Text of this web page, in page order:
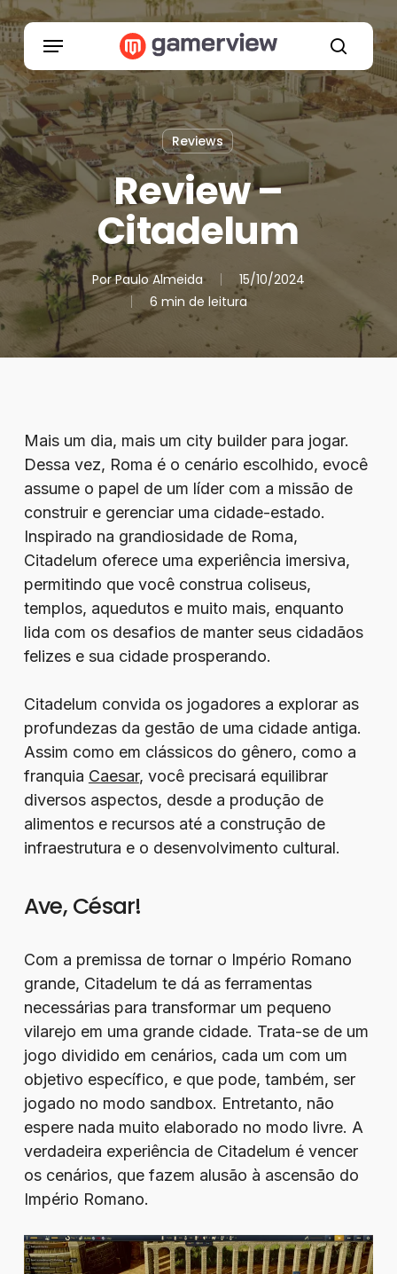
Skip
to
main
content
search
Menu
Reviews
Review –
Citadelum
Por Paulo Almeida
15/10/2024
6 min de leitura
Mais um dia, mais um city builder para jogar.
Dessa vez, Roma é o cenário escolhido, evocê
assume o papel de um líder com a missão de
construir e gerenciar uma cidade-estado.
Inspirado na grandiosidade de Roma,
Citadelum oferece uma experiência imersiva,
permitindo que você construa coliseus,
templos, aquedutos e muito mais, enquanto
lida com os desafios de manter seus cidadãos
felizes e sua cidade prosperando.
Citadelum convida os jogadores a explorar as
profundezas da gestão de uma cidade antiga.
Assim como em clássicos do gênero, como a
franquia Caesar, você precisará equilibrar
diversos aspectos, desde a produção de
alimentos e recursos até a construção de
infraestrutura e o desenvolvimento cultural.
Ave, César!
Com a premissa de tornar o Império Romano
grande, Citadelum te dá as ferramentas
necessárias para transformar um pequeno
vilarejo em uma grande cidade. Trata-se de um
jogo dividido em cenários, cada um com um
objetivo específico, e que pode, também, ser
jogado no modo sandbox. Entretanto, não
espere nada muito elaborado no modo livre. A
verdadeira experiência de Citadelum é vencer
os cenários, que fazem alusão à ascensão do
Império Romano.